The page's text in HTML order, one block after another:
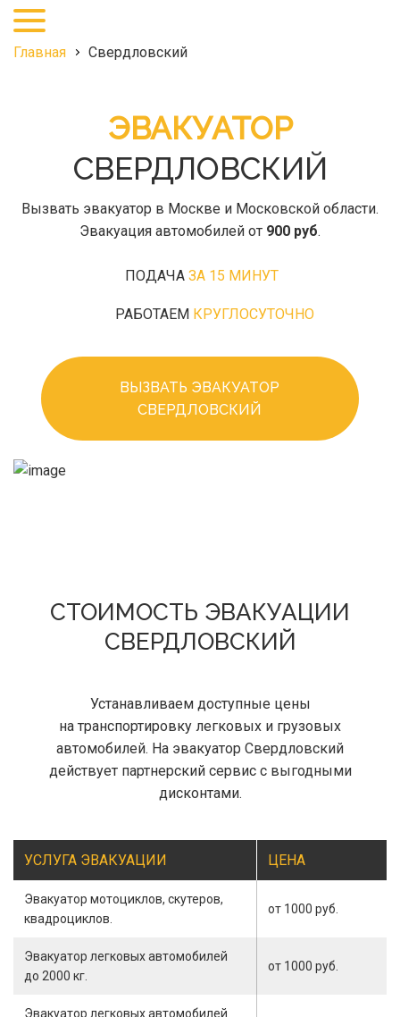
Главная Свердловский
ЭВАКУАТОР
СВЕРДЛОВСКИЙ
Вызвать эвакуатор в Москве и Московской области.
Эвакуация автомобилей от 900 руб.
ПОДАЧА ЗА 15 МИНУТ
РАБОТАЕМ КРУГЛОСУТОЧНО
ВЫЗВАТЬ ЭВАКУАТОР
СВЕРДЛОВСКИЙ
СТОИМОСТЬ ЭВАКУАЦИИ
СВЕРДЛОВСКИЙ
Устанавливаем доступные цены
на транспортировку легковых и грузовых
автомобилей. На эвакуатор Свердловский
действует партнерский сервис с выгодными
дисконтами.
УСЛУГА ЭВАКУАЦИИ ЦЕНА
Эвакуатор мотоциклов, скутеров,
квадроциклов.
от 1000 руб.
Эвакуатор легковых автомобилей
до 2000 кг.
от 1000 руб.
Эвакуатор легковых автомобилей